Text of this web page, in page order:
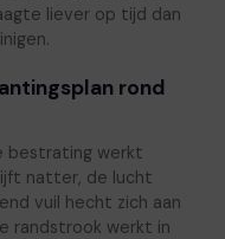
liever op tijd dan
rond
bestrating werkt
natter, de lucht
vuil hecht zich aan
randstrook werkt in